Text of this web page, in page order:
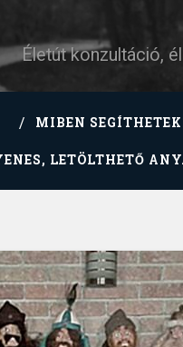
Életút konzultáció,
MIBEN
LETÖLTHETŐ